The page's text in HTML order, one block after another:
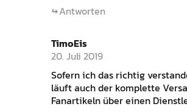
Antworten
TimoEis
20. Juli 2019
Sofern ich das richtig
läuft auch der komplette
Fanartikeln über einen